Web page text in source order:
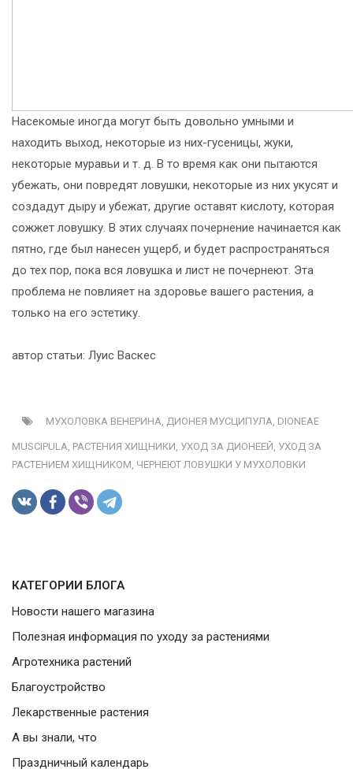
Насекомые иногда могут быть довольно умными и
находить выход, некоторые из них-гусеницы, жуки,
некоторые муравьи и т. д. В то время как они пытаются
убежать, они повредят ловушки, некоторые из них укусят и
создадут дыру и убежат, другие оставят кислоту, которая
сожжет ловушку. В этих случаях почернение начинается как
пятно, где был нанесен ущерб, и будет распространяться
до тех пор, пока вся ловушка и лист не почернеют. Эта
проблема не повлияет на здоровье вашего растения, а
только на его эстетику.
автор статьи: Луис Васкес
МУХОЛОВКА ВЕНЕРИНА, ДИОНЕЯ МУСЦИПУЛА, DIONEAE
MUSCIPULA, РАСТЕНИЯ ХИЩНИКИ, УХОД ЗА ДИОНЕЕЙ, УХОД ЗА
РАСТЕНИЕМ ХИЩНИКОМ, ЧЕРНЕЮТ ЛОВУШКИ У МУХОЛОВКИ
КАТЕГОРИИ БЛОГА
Новости нашего магазина
Полезная информация по уходу за растениями
Агротехника растений
Благоустройство
Лекарственные растения
А вы знали, что
Праздничный календарь